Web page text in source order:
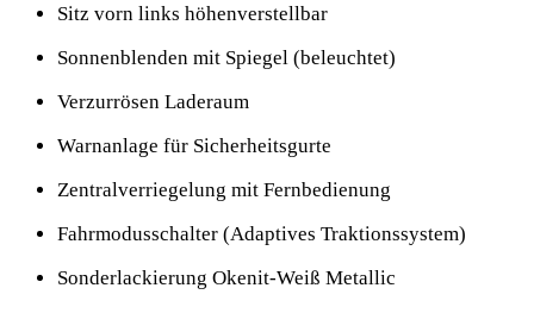
Sitz vorn links höhenverstellbar
Sonnenblenden mit Spiegel (beleuchtet)
Verzurrösen Laderaum
Warnanlage für Sicherheitsgurte
Zentralverriegelung mit Fernbedienung
Fahrmodusschalter (Adaptives Traktionssystem)
Sonderlackierung Okenit-Weiß Metallic